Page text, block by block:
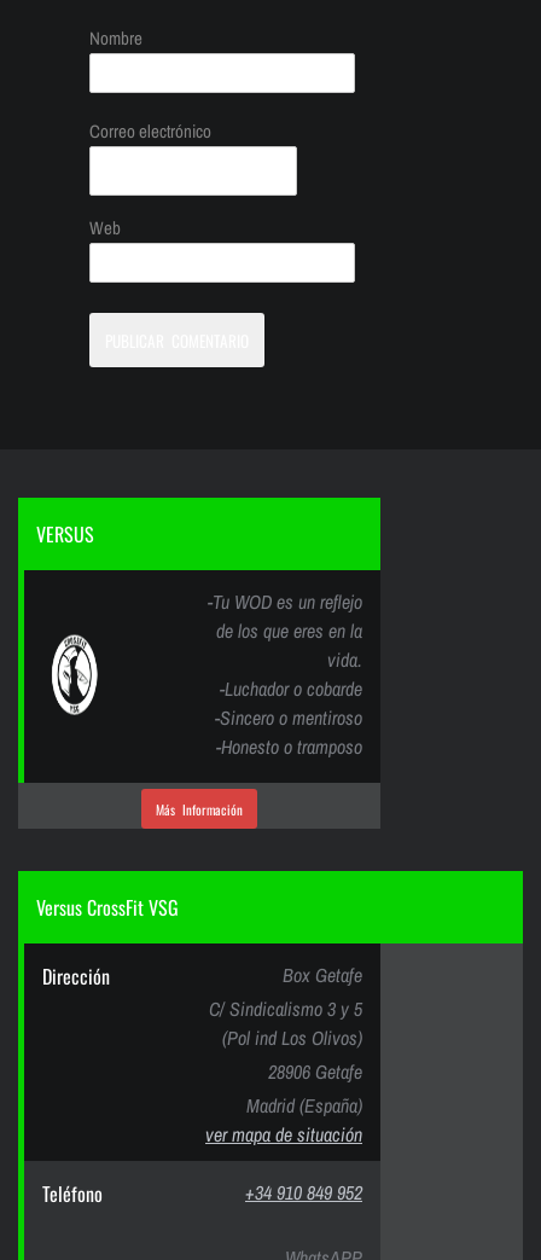
Nombre
Correo electrónico
Web
VERSUS
-Tu WOD es un reflejo
de los que eres en la
vida.
-Luchador o cobarde
-Sincero o mentiroso
-Honesto o tramposo
Más Información
Versus CrossFit VSG
Dirección
Box Getafe
C/ Sindicalismo 3 y 5
(Pol ind Los Olivos)
28906 Getafe
Madrid (España)
ver mapa de situación
Teléfono +34 910 849 952